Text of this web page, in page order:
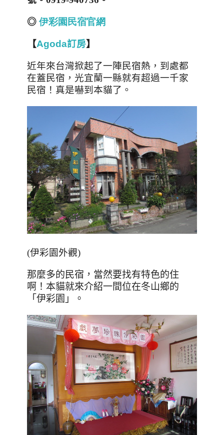
◎ 伊彩園 民宿官網
【Agoda訂房】
近年來台灣掀起了一陣民宿熱 ，到處都
在蓋民宿，光宜蘭一縣就有超過一千家
民宿！真是嚇到本貓了。
(伊彩園外觀)
那麼多的民宿，當然要找有特色的住
啊！本貓就來介紹一間位在冬山鄉的
「伊彩園」。